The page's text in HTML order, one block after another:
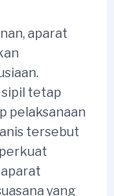
aparat
tetap
pelaksanaan
tersebut
yang